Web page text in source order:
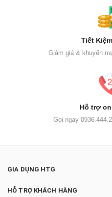
Tiết
Giảm giá & khuyến
Hỗ trợ
Gọi ngay
GIA DỤNG HTG
HỖ TRỢ KHÁCH HÀNG